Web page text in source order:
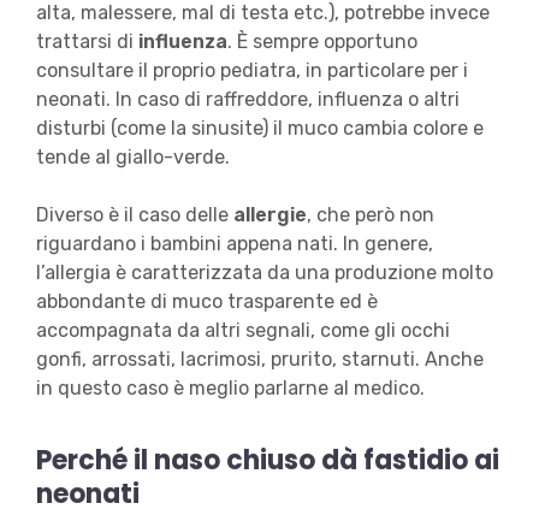
alta, malessere, mal di testa etc.), potrebbe invece
trattarsi di influenza. È sempre opportuno
consultare il proprio pediatra, in particolare per i
neonati. In caso di raffreddore, influenza o altri
disturbi (come la sinusite) il muco cambia colore e
tende al giallo-verde.
Diverso è il caso delle allergie, che però non
riguardano i bambini appena nati. In genere,
l’allergia è caratterizzata da una produzione molto
abbondante di muco trasparente ed è
accompagnata da altri segnali, come gli occhi
gonfi, arrossati, lacrimosi, prurito, starnuti. Anche
in questo caso è meglio parlarne al medico.
Perché il naso chiuso dà fastidio ai
neonati